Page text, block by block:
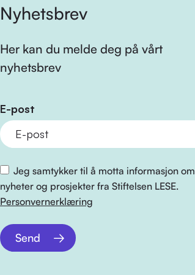
Nyhetsbrev
Her kan du melde deg på vårt
nyhetsbrev
E-post
Jeg samtykker til å motta informasjon om
nyheter og prosjekter fra Stiftelsen LESE.
Personvernerklæring
Send